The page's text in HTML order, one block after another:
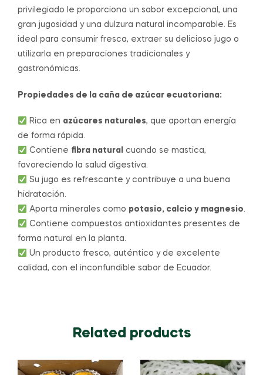
privilegiado le proporciona un sabor excepcional, una
gran jugosidad y una dulzura natural incomparable. Es
ideal para consumir fresca, extraer su delicioso jugo o
utilizarla en preparaciones tradicionales y
gastronómicas.
Propiedades de la caña de azúcar ecuatoriana:
Rica en azúcares naturales, que aportan energía
de forma rápida.
Contiene fibra natural cuando se mastica,
favoreciendo la salud digestiva.
Su jugo es refrescante y contribuye a una buena
hidratación.
Aporta minerales como potasio, calcio y magnesio.
Contiene compuestos antioxidantes presentes de
forma natural en la planta.
Un producto fresco, auténtico y de excelente
calidad, con el inconfundible sabor de Ecuador.
Related products